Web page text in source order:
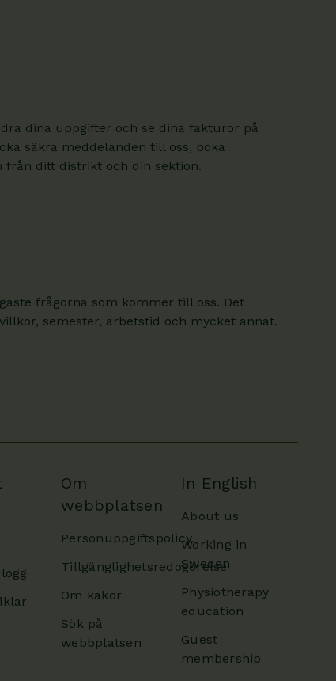
dina uppgifter och se dina fakturor på
säkra meddelanden till oss, boka
från ditt distrikt och din sektion.
frågorna som kommer till oss. Det
semester, arbetstid och mycket annat.
Om
webbplatsen
Personuppgiftspolicy
Tillgänglighetsredogörelse
Om kakor
Sök på
webbplatsen
In English
About us
Working in
Sweden
Physiotherapy
education
Guest
membership